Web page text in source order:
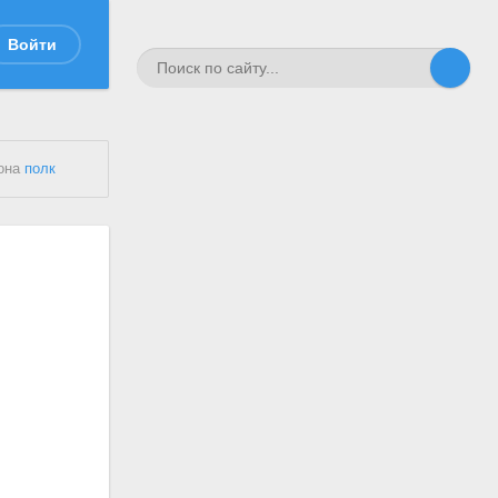
Войти
полк